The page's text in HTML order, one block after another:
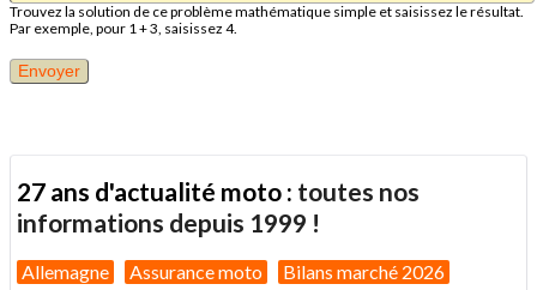
Trouvez la solution de ce problème mathématique simple et saisissez le résultat.
Par exemple, pour 1 + 3, saisissez 4.
27 ans d'actualité moto : toutes nos
informations depuis 1999 !
Allemagne Assurance moto Bilans marché 2026